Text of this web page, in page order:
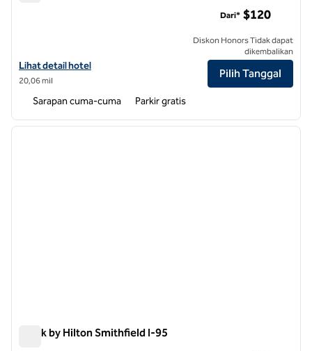
Lihat detail hotel untuk Home2 Suites by Hilton Smithfield Selma
Lihat detail hotel
20,06 mil
Dari* $120
Diskon Honors Tidak dapat
dikembalikan
Pilih Tanggal
Sarapan cuma-cuma Parkir gratis
1 dari 12
Spark by Hilton Smithfield I-95